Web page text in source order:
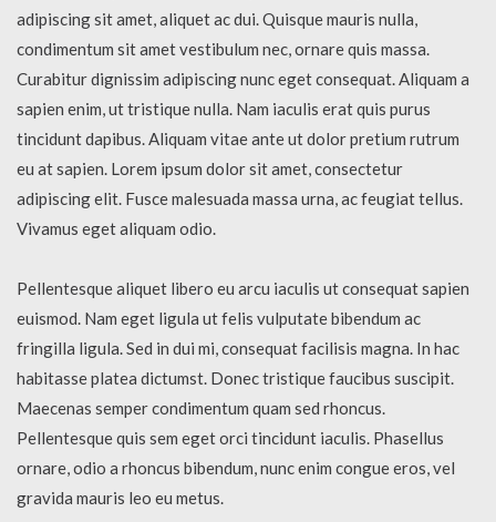
adipiscing sit amet, aliquet ac dui. Quisque mauris nulla,
condimentum sit amet vestibulum nec, ornare quis massa.
Curabitur dignissim adipiscing nunc eget consequat. Aliquam a
sapien enim, ut tristique nulla. Nam iaculis erat quis purus
tincidunt dapibus. Aliquam vitae ante ut dolor pretium rutrum
eu at sapien. Lorem ipsum dolor sit amet, consectetur
adipiscing elit. Fusce malesuada massa urna, ac feugiat tellus.
Vivamus eget aliquam odio.
Pellentesque aliquet libero eu arcu iaculis ut consequat sapien
euismod. Nam eget ligula ut felis vulputate bibendum ac
fringilla ligula. Sed in dui mi, consequat facilisis magna. In hac
habitasse platea dictumst. Donec tristique faucibus suscipit.
Maecenas semper condimentum quam sed rhoncus.
Pellentesque quis sem eget orci tincidunt iaculis. Phasellus
ornare, odio a rhoncus bibendum, nunc enim congue eros, vel
gravida mauris leo eu metus.